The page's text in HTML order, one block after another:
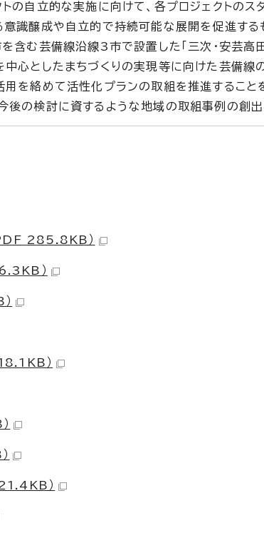
の自立的な実施に向けて、各プロジェクトのス
意識醸成や自立的で持続可能な展開を促進する
を含む芸備線沿線3市で設置した「三次・安芸高
中心としたまちづくりの実現等に向けた芸備線
用を絡めて活性化プランの取組を推進すること
後の検討に資するような地域の取組事例の創出
285.8KB）
）
）
）